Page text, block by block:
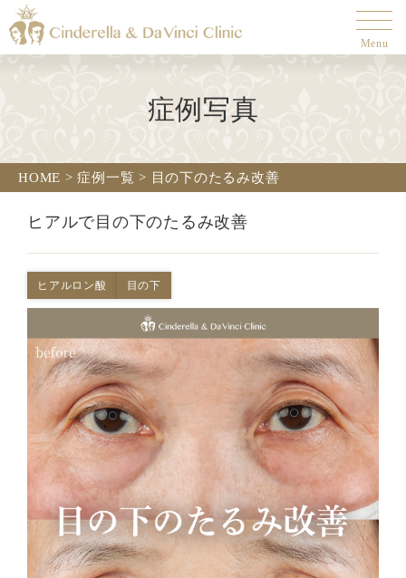
Menu
症例写真
HOME >症例一覧 > 目の下のたるみ改善
ヒアルで目の下のたるみ改善
ヒアルロン酸 目の下